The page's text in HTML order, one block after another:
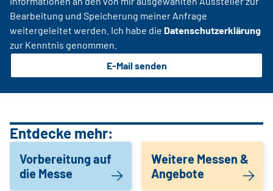
Bearbeitung und Speicherung meiner Anfrage
weitergeleitet werden. Ich habe die Datenschutzerklärung
zur Kenntnis genommen.
E-Mail senden
Entdecke mehr:
Vorbereitung auf
die Messe
Weitere Messen &
Angebote